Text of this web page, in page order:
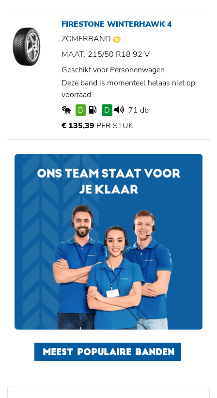
FIRESTONE WINTERHAWK 4
ZOMERBAND
MAAT: 215/50 R18 92 V
Geschikt voor Personenwagen
Deze band is momenteel helaas niet op
voorraad
B
D
71 db
€ 135,39 PER STUK
MEEST POPULAIRE BANDEN